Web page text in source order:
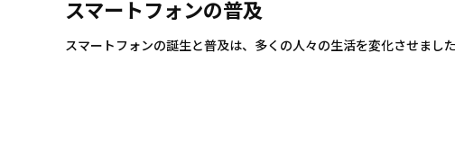
スマートフォンの普及
スマートフォンの誕生と普及は、多くの人々の生活を変化させまし